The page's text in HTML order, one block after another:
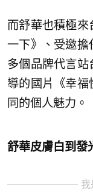
而舒華也積極
一下》、受邀擔
多個品牌代言
導的國片《幸
同的個人魅力。
舒華皮膚白到
我